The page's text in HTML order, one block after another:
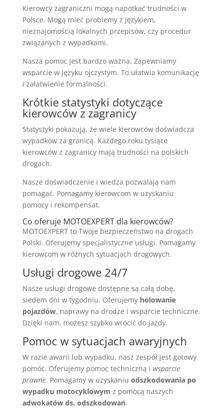
Kierowcy zagraniczni mogą napotkać trudności w
Polsce. Mogą mieć problemy z językiem,
nieznajomością lokalnych przepisów, czy procedur
związanych z wypadkami.
Nasza pomoc jest bardzo ważna. Zapewniamy
wsparcie w języku ojczystym. To ułatwia komunikację
i załatwienie formalności.
Krótkie statystyki dotyczące
kierowców z zagranicy
Statystyki pokazują, że wiele kierowców doświadcza
wypadków za granicą. Każdego roku tysiące
kierowców z zagranicy mają trudności na polskich
drogach.
Nasze doświadczenie i wiedza pozwalają nam
pomagać. Pomagamy kierowcom w uzyskaniu
pomocy i rekompensat.
Co oferuje MOTOEXPERT dla kierowców?
MOTOEXPERT to Twoje bezpieczeństwo na drogach
Polski. Oferujemy specjalistyczne usługi. Pomagamy
kierowcom w różnych sytuacjach drogowych.
Usługi drogowe 24/7
Nasze usługi drogowe dostępne są całą dobę,
siedem dni w tygodniu. Oferujemy holowanie
pojazdów, naprawy na drodze i wsparcie techniczne.
Dzięki nam, możesz szybko wrócić do jazdy.
Pomoc w sytuacjach awaryjnych
W razie awarii lub wypadku, nasz zespół jest gotowy
pomóc. Oferujemy pomoc techniczną i wsparcie
prawne. Pomagamy w uzyskaniu odszkodowania po
wypadku motocyklowym z pomocą naszych
adwokatów ds. odszkodowań.